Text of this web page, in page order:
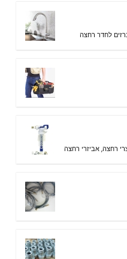
לחדר רחצה
רחצה,אביזרי רחצה